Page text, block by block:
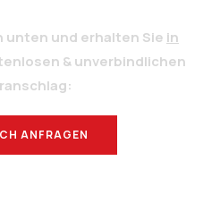
unten und erhalten Sie in
& unverbindlichen
ANFRAGEN